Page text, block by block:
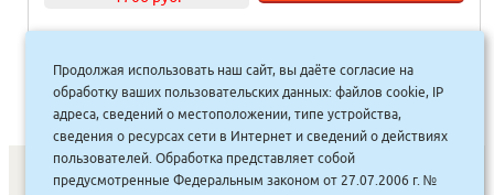
1 2 3 4 … 35 36 37 »
Продолжая использовать наш сайт, вы даёте согласие на
обработку ваших пользовательских данных: файлов cookie, IP
адреса, сведений о местоположении, типе устройства,
сведения о ресурсах сети в Интернет и сведений о действиях
пользователей. Обработка представляет собой
предусмотренные Федеральным законом от 27.07.2006 г. №